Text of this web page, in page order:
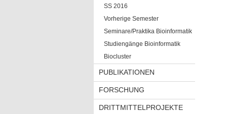
SS 2016
Vorherige Semester
Seminare/Praktika Bioinformatik
Studiengänge Bioinformatik
Biocluster
PUBLIKATIONEN
FORSCHUNG
DRITTMITTELPROJEKTE